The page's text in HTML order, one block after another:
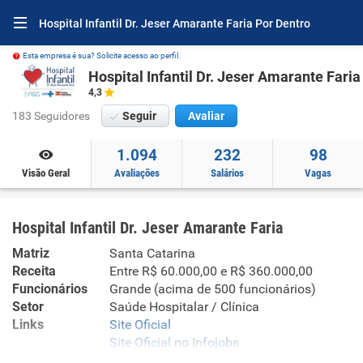
Hospital Infantil Dr. Jeser Amarante Faria Por Dentro
Esta empresa é sua? Solicite acesso ao perfil.
Hospital Infantil Dr. Jeser Amarante Faria
4,3
183 Seguidores Seguir Avaliar
Visão Geral
1.094
Avaliações
232
Salários
98
Vagas
Hospital Infantil Dr. Jeser Amarante Faria
Matriz
Santa Catarina
Receita
Entre R$ 60.000,00 e R$ 360.000,00
Funcionários
Grande (acima de 500 funcionários)
Setor
Saúde Hospitalar / Clínica
Links
Site Oficial
Site Oficial no Infojobs